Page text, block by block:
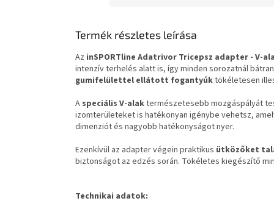
Termék részletes leírása
Az inSPORTline Adatrivor Tricepsz adapter - V-
intenzív terhelés alatt is, így minden sorozatnál
gumifelülettel ellátott fogantyúktökéletesen
A speciális V-alaktermészetesebb mozgáspályát
izomterületeket is hatékonyan igénybe vehetsz,
dimenziót és nagyobb hatékonyságot nyer.
Ezenkívül az adapter végein praktikus ütközőket
biztonságot az edzés során. Tökéletes kiegészítő
Technikai adatok: